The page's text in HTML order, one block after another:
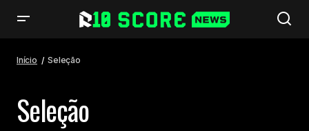
Início Seleção
Seleção